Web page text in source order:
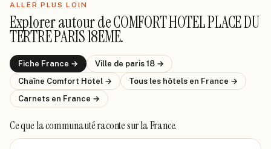
ALLER PLUS LOIN
Explorer autour deCOMFORT HOTEL PLACE DU
TERTRE PARIS 18EME.
Fiche France → Ville de paris 18 →
Chaîne Comfort Hotel → Tous les hôtels en France →
Carnets en France →
Ce que la communauté racontesur la France.